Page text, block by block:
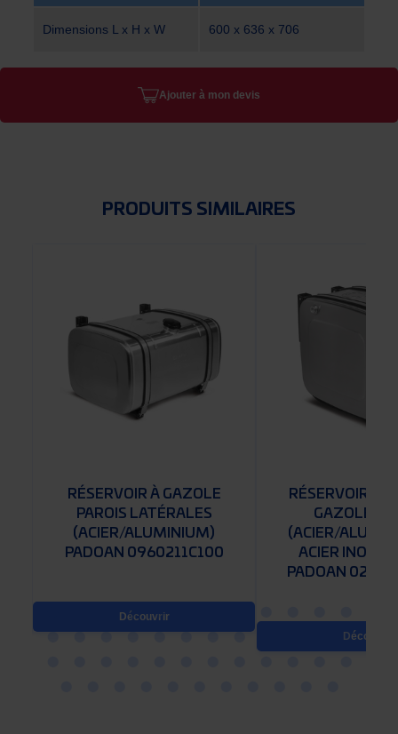
Dimensions L x H x W 600 x 636 x 706
Ajouter à mon devis
PRODUITS SIMILAIRES
RÉSERVOIR À GAZOLE
PAROIS LATÉRALES
(ACIER/ALUMINIUM)
PADOAN 0960211C100
Découvrir
RÉSERVOIR
GAZOLE/
(ACIER/
ACIER
PADOAN
Découvrir